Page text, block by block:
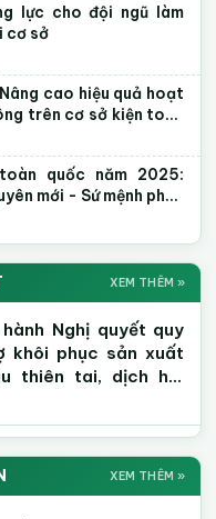
lực cho đội ngũ làm
cơ sở
cao hiệu quả hoạt
trên cơ sở kiện toàn
đồng” giai đoạn
quốc năm 2025:
mới - Sứ mệnh phồn
XEM THÊM »
Nghị quyết quy
khôi phục sản xuất
thiên tai, dịch hại
XEM THÊM »